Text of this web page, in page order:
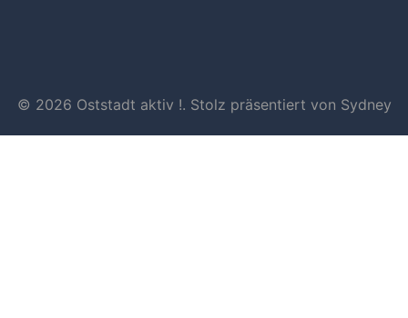
© 2026 Oststadt aktiv !. Stolz präsentiert von Sydney